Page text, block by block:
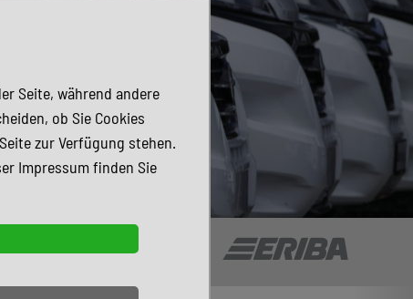
Seite, während andere
ob Sie Cookies
zur Verfügung stehen.
Impressum finden Sie